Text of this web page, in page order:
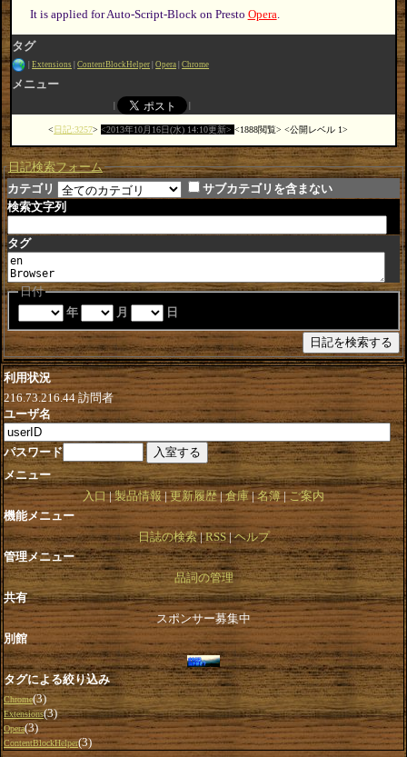
It is applied for Auto-Script-Block on Presto Opera
タグ
Extensions ContentBlockHelper Opera Chrome
メニュー
日記:3257 2013年10月16日(水) 14:10更新 1888閲覧 公開レベル 1
日記検索フォーム
カテゴリ
サブカテゴリを含まない
検索文字列
タグ
日付
年
月 日
利用状況
216.73.216.44訪問者
ユーザ名
パスワード
メニュー
入口 製品情報 更新履歴 倉庫 名簿 ご案内
機能メニュー
日誌の検索 RSS ヘルプ
管理メニュー
品詞の管理
共有
スポンサー募集中
別館
タグによる絞り込み
Chrome(3)
Extensions(3)
Opera(3)
ContentBlockHelper(3)